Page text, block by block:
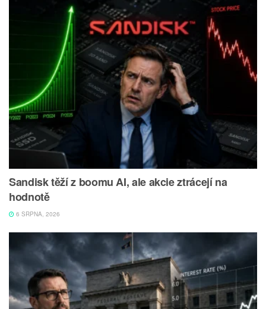
Sandisk těží z boomu AI, ale akcie ztrácejí na
hodnotě
6 SRPNA, 2026